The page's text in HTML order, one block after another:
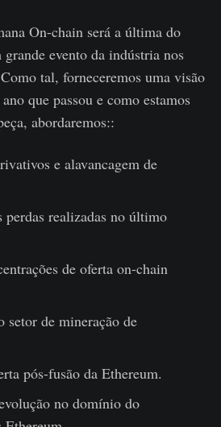
On-chain será a última do
evento da indústria nos
tal, forneceremos uma visão
que passou e como estamos
abordaremos::
e alavancagem de
perdas realizadas no último
de oferta on-chain
setor de mineração de
pós-fusão da Ethereum.
no domínio do